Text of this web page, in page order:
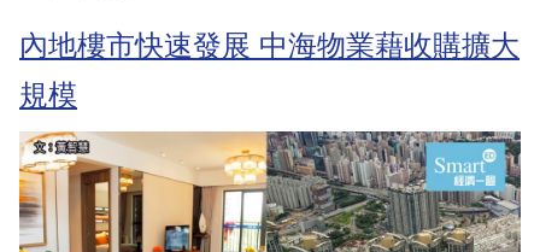
內地樓市快速發展 中海物業藉收購擴大
規模